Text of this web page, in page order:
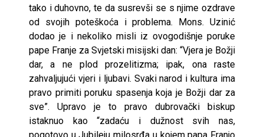
tako i duhovno, te da susrevši se s njime ozdrave
od svojih poteškoća i problema. Mons. Uzinić
dodao je i nekoliko misli iz ovogodišnje poruke
pape Franje za Svjetski misijski dan: “Vjera je Božji
dar, a ne plod prozelitizma; ipak, ona raste
zahvaljujući vjeri i ljubavi. Svaki narod i kultura ima
pravo primiti poruku spasenja koja je Božji dar za
sve”. Upravo je to pravo dubrovački biskup
istaknuo kao “zadaću i dužnost svih nas,